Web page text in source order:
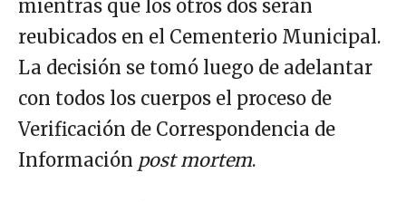
mientras que los otros dos serán
reubicados en el Cementerio Municipal.
La decisión se tomó luego de adelantar
con todos los cuerpos el proceso de
Verificación de Correspondencia de
Información post mortem.